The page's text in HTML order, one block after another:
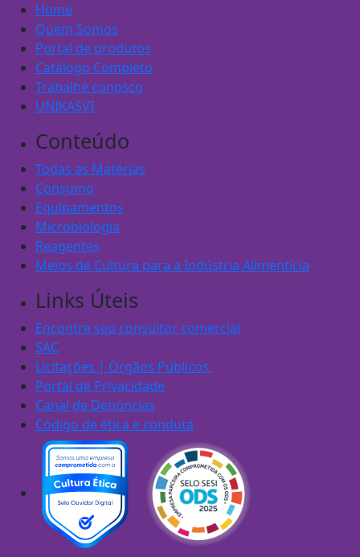
Home
Quem Somos
Portal de produtos
Catálogo Completo
Trabalhe conosco
UNIKASVI
Conteúdo
Todas as Matérias
Consumo
Equipamentos
Microbiologia
Reagentes
Meios de Cultura para a Indústria Alimentícia
Links Úteis
Encontre seu consultor comercial
SAC
Licitações | Órgãos Públicos
Portal de Privacidade
Canal de Denúncias
Código de ética e conduta